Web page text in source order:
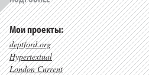
Мои проекты:
deptford.org
Hypertextual
London Current